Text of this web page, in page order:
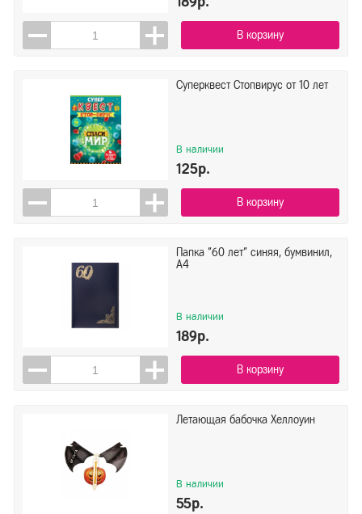
В корзину
Суперквест Стопвирус от 10 лет
В наличии
125р.
В корзину
Папка "60 лет" синяя, бумвинил,
А4
В наличии
189р.
В корзину
Летающая бабочка Хеллоуин
В наличии
55р.